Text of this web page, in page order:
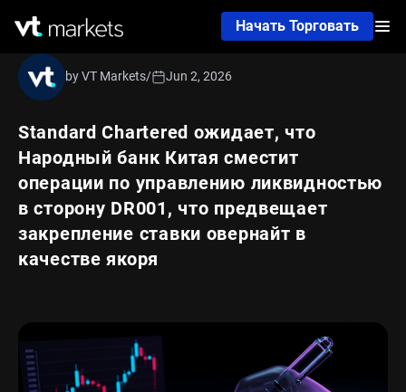
Начать Торговать
Standard Chartered ожидает, что
Народный банк Китая сместит
операции по управлению ликвидностью
в сторону DR001, что предвещает
закрепление ставки овернайт в
качестве якоря
by VT Markets/ Jun 2, 2026